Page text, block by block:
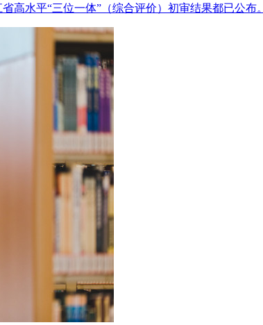
高水平“三位一体”（综合评价）初审结果都已公布。